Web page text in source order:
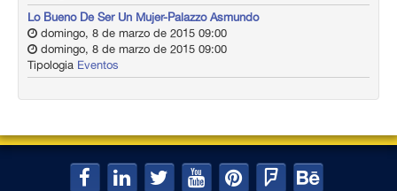
Lo Bueno De Ser Un Mujer-Palazzo Asmundo
domingo, 8 de marzo de 2015 09:00
domingo, 8 de marzo de 2015 09:00
Tipologia Eventos